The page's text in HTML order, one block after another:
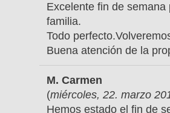
Excelente fin de semana
familia.
Todo
Buena atención de la
M. Carmen
(miércoles, 22. marzo
Hemos estado el fin de